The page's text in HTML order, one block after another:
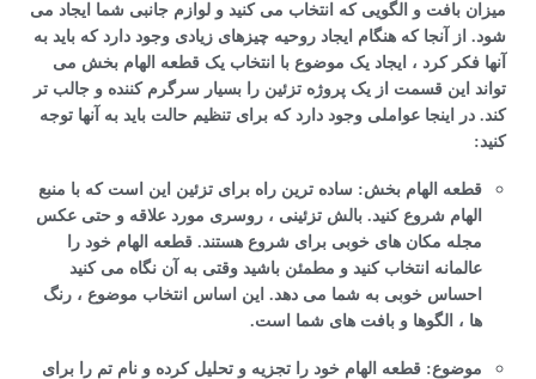
میزان بافت و الگویی که انتخاب می کنید و لوازم جانبی شما ایجاد می
شود. از آنجا که هنگام ایجاد روحیه چیزهای زیادی وجود دارد که باید به
آنها فکر کرد ، ایجاد یک موضوع با انتخاب یک قطعه الهام بخش می
تواند این قسمت از یک پروژه تزئین را بسیار سرگرم کننده و جالب تر
کند. در اینجا عواملی وجود دارد که برای تنظیم حالت باید به آنها توجه
کنید:
قطعه الهام بخش: ساده ترین راه برای تزئین این است که با منبع
الهام شروع کنید. بالش تزئینی ، روسری مورد علاقه و حتی عکس
مجله مکان های خوبی برای شروع هستند. قطعه الهام خود را
عالمانه انتخاب کنید و مطمئن باشید وقتی به آن نگاه می کنید
احساس خوبی به شما می دهد. این اساس انتخاب موضوع ، رنگ
ها ، الگوها و بافت های شما است.
موضوع: قطعه الهام خود را تجزیه و تحلیل کرده و نام تم را برای